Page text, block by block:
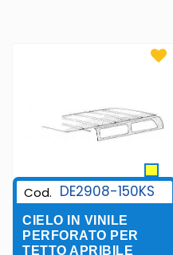
Cod. DE2908-150KS
CIELO IN VINILE
PERFORATO PER
TETTO APRIBILE